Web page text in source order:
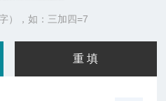
），如：三加四=7